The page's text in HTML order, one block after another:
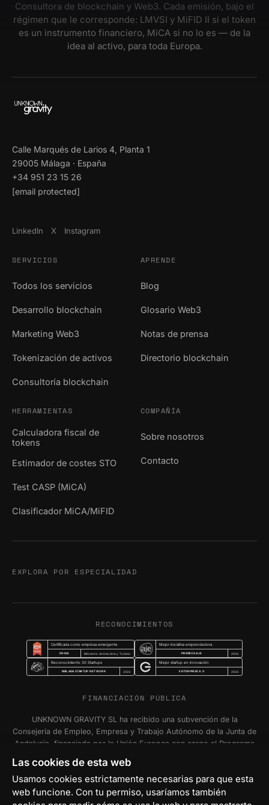
Consultora de blockchain y Web3. Cada emisión, bajo el
régimen que le corresponde: LMVSI y MiFID II si el token
es un instrumento financiero, MiCA si no lo es — de la
idea al activo, para toda Europa.
Calle Marqués de Larios 4, Planta 1
29005 Málaga · España
+34 951 23 15 26
[email protected]
LinkedIn X Instagram
SERVICIOS
Todos los servicios
Desarrollo blockchain
Marketing Web3
Tokenización de activos
Consultoría blockchain
APRENDE
Blog
Glosario Web3
Notas de prensa
Directorio blockchain
HERRAMIENTAS
Calculadora fiscal de
tokens
Estimador de costes STO
Test CASP (MiCA)
Clasificador MiCA/MiFID
COMPAÑÍA
Sobre nosotros
Contacto
EXPLORA POR ESPECIALIDAD
RECONOCIMIENTOS
Certificada como empresa emergente
ENISA Ministerio de Industria y Turismo
Mejor iniciativa emprendedora
PREMIOS AJE 2024
Reconocimiento 30 Startups
MÁLAGA STARTUP NETWORK 2024
Mejor startup en innovación
ENTERPRISE 4.0 2024
FINANCIACIÓN PÚBLICA
UNKNOWN GRAVITY SL ha recibido una subvención de la
Consejería de Empleo, Empresa y Trabajo Autónomo de la Junta de
Andalucía, financiada por la Unión Europea con cargo al Programa
de la contratación en el ámbito de la Comunidad Autónoma de
Andalucía. Programa Emplea-T Línea 2. Incentivo a la segunda o
sucesivas contrataciones indefinidas ordinarias por parte de
Las cookies de esta web
Usamos cookies estrictamente necesarias para que esta
web funcione. Con tu permiso, usaríamos también